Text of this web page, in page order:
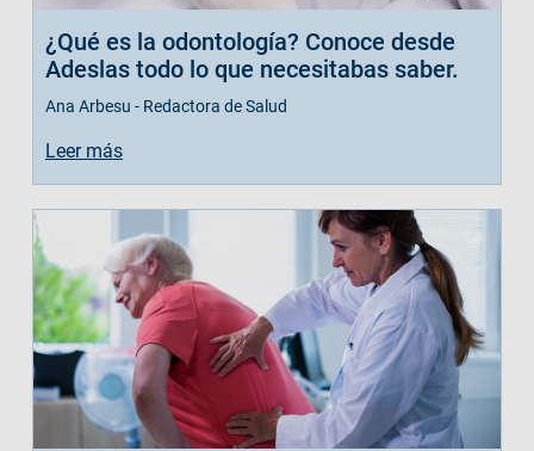
¿Qué es la odontología? Conoce desde
Adeslas todo lo que necesitabas saber.
Ana Arbesu - Redactora de Salud
Leer más